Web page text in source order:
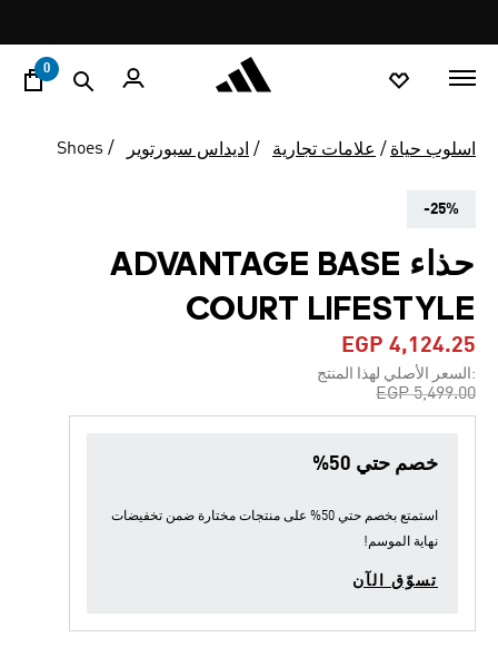
promotion
rotation
0
اسلوب حياة علامات تجارية اديداس سبورتوير Shoes
-25%
حذاء ADVANTAGE BASE
COURT LIFESTYLE
EGP 4,124.25
:السعر الأصلي لهذا المنتج
Price reduced from
EGP 5,499.00
to
خصم حتي 50%
استمتع بخصم حتي 50% على منتجات مختارة ضمن
تخفيضات
نهاية الموسم!
تسوّق الآن